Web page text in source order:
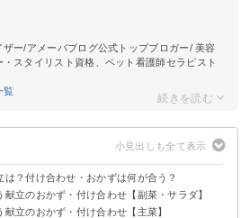
ザー/アメーバブログ公式トップブロガー/ 美容
スタイリスト資格、ペット看護師セラピスト
覧
は？付け合わせ・おかずは何が合う？
立のおかず・付け合わせ【副菜・サラダ】
ダ
サラダ
ダ
フードサラダ
ソテー
立のおかず・付け合わせ【主菜】